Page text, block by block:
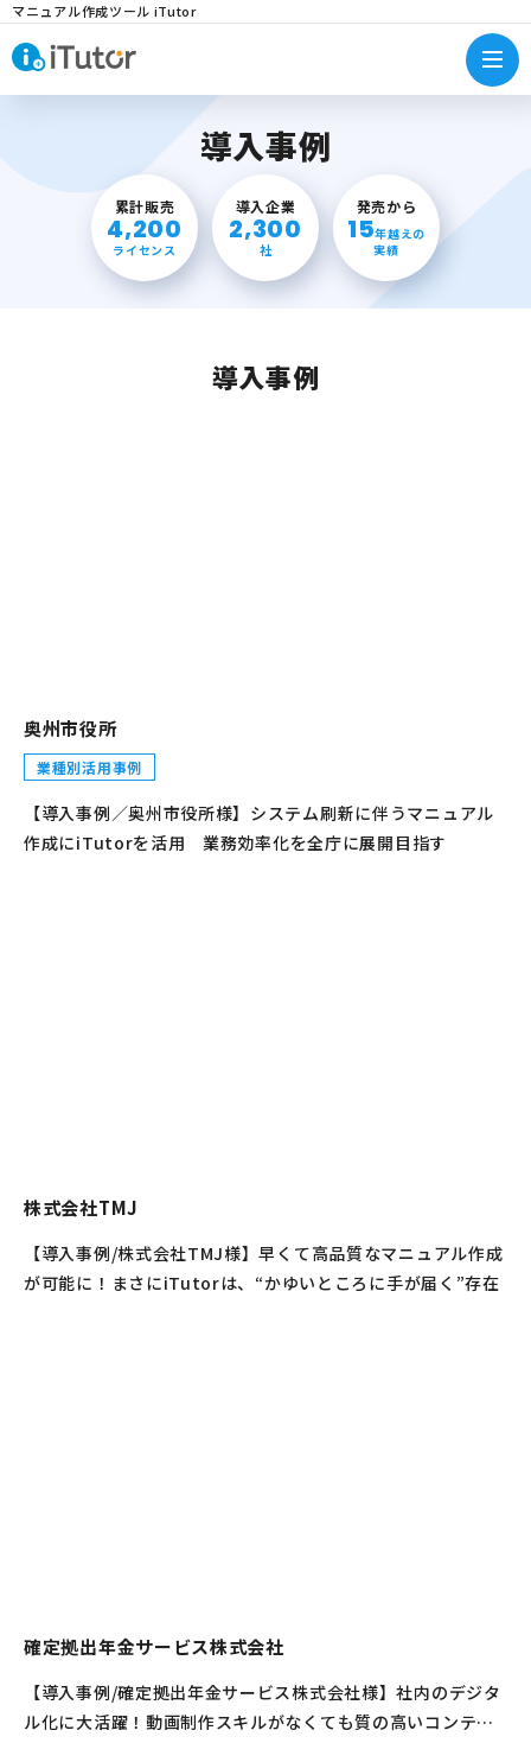
マニュアル作成ツール iTutor
導入事例
累計販売
4,200
ライセンス
導入企業
2,300
社
発売から
15年越えの
実績
導入事例
奥州市役所
業種別活用事例
【導入事例／奥州市役所様】システム刷新に伴うマニュアル
作成にiTutorを活用 業務効率化を全庁に展開目指す
株式会社TMJ
【導入事例/株式会社TMJ様】早くて高品質なマニュアル作成
が可能に！まさにiTutorは、“かゆいところに手が届く”存在
確定拠出年⾦サービス株式会社
【導入事例/確定拠出年金サービス株式会社様】社内のデジタ
ル化に大活躍！動画制作スキルがなくても質の⾼いコンテン